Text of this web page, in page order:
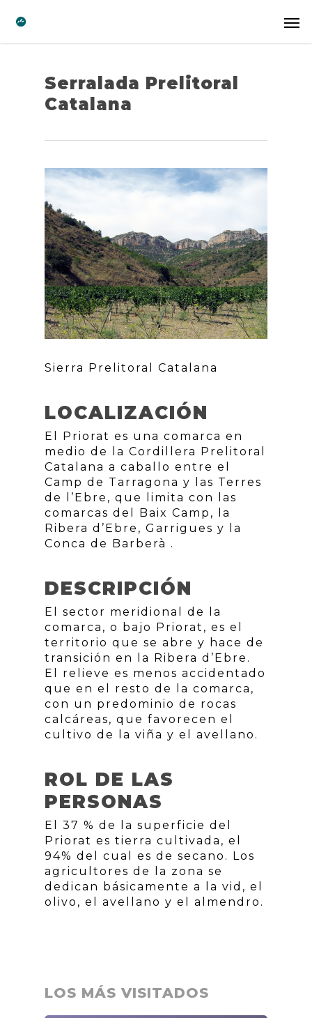
Serralada Prelitoral
Catalana
Sierra Prelitoral Catalana
LOCALIZACIÓN
El Priorat es una comarca en
medio de la Cordillera Prelitoral
Catalana a caballo entre el
Camp de Tarragona y las Terres
de l’Ebre, que limita con las
comarcas del Baix Camp, la
Ribera d’Ebre, Garrigues y la
Conca de Barberà .
DESCRIPCIÓN
El sector meridional de la
comarca, o bajo Priorat, es el
territorio que se abre y hace de
transición en la Ribera d’Ebre.
El relieve es menos accidentado
que en el resto de la comarca,
con un predominio de rocas
calcáreas, que favorecen el
cultivo de la viña y el avellano.
ROL DE LAS
PERSONAS
El 37 % de la superficie del
Priorat es tierra cultivada, el
94% del cual es de secano. Los
agricultores de la zona se
dedican básicamente a la vid, el
olivo, el avellano y el almendro.
LOS MÁS VISITADOS